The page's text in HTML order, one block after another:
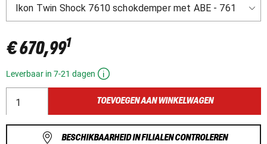
€ 670,991
Leverbaar in 7-21 dagen
TOEVOEGEN AAN WINKELWAGEN
BESCHIKBAARHEID IN FILIALEN CONTROLEREN